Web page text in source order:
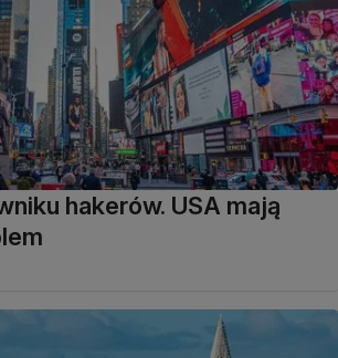
hakerów. USA mają